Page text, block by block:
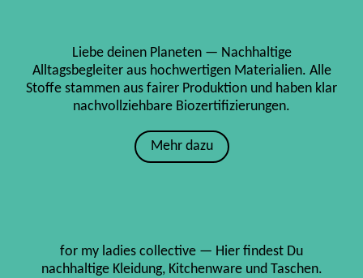
Liebe deinen Planeten — Nachhaltige
Alltagsbegleiter aus hochwertigen Materialien. Alle
Stoffe stammen aus fairer Produktion und haben klar
nachvollziehbare Biozertifizierungen.
Mehr dazu
for my ladies collective — Hier findest Du
nachhaltige Kleidung, Kitchenware und Taschen.